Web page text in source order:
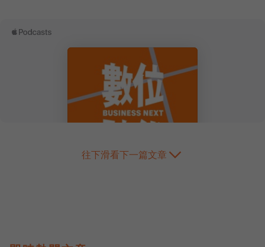
往下滑看下一篇文章